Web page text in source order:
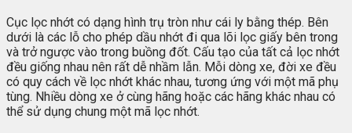
Cục lọc nhớt có dạng hình trụ tròn như cái ly bằng thép. Bên
dưới là các lỗ cho phép dầu nhớt đi qua lõi lọc giấy bên trong
và trở ngược vào trong buồng đốt. Cấu tạo của tất cả lọc nhớt
đều giống nhau nên rất dễ nhầm lẫn. Mỗi dòng xe, đời xe đều
có quy cách về lọc nhớt khác nhau, tương ứng với một mã phụ
tùng. Nhiều dòng xe ở cùng hãng hoặc các hãng khác nhau có
thể sử dụng chung một mã lọc nhớt.